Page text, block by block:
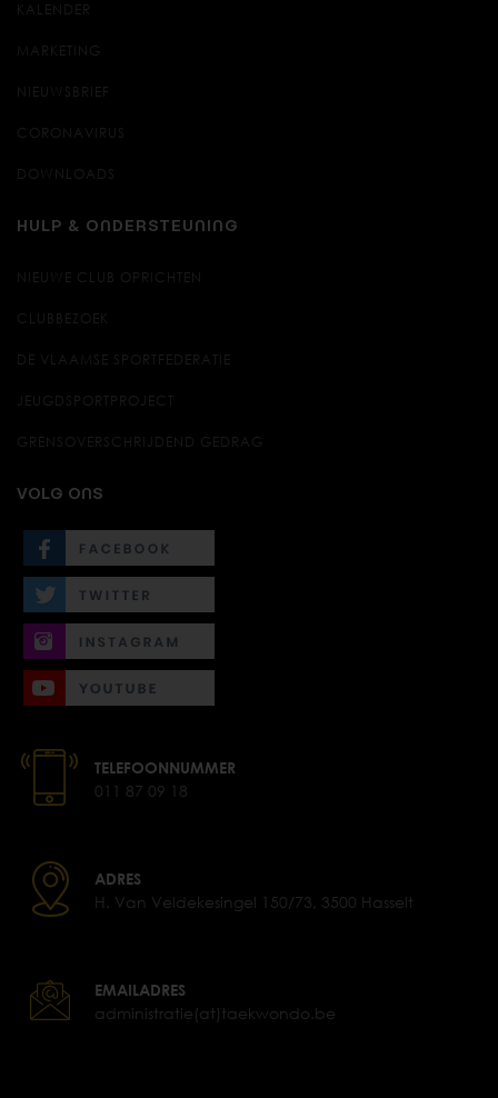
KALENDER
MARKETING
NIEUWSBRIEF
CORONAVIRUS
DOWNLOADS
HULP & ONDERSTEUNING
NIEUWE CLUB OPRICHTEN
CLUBBEZOEK
DE VLAAMSE SPORTFEDERATIE
JEUGDSPORTPROJECT
GRENSOVERSCHRIJDEND GEDRAG
VOLG ONS
TELEFOONNUMMER
011 87 09 18
ADRES
H. Van Veldekesingel 150/73, 3500 Hasselt
EMAILADRES
administratie(at)taekwondo.be